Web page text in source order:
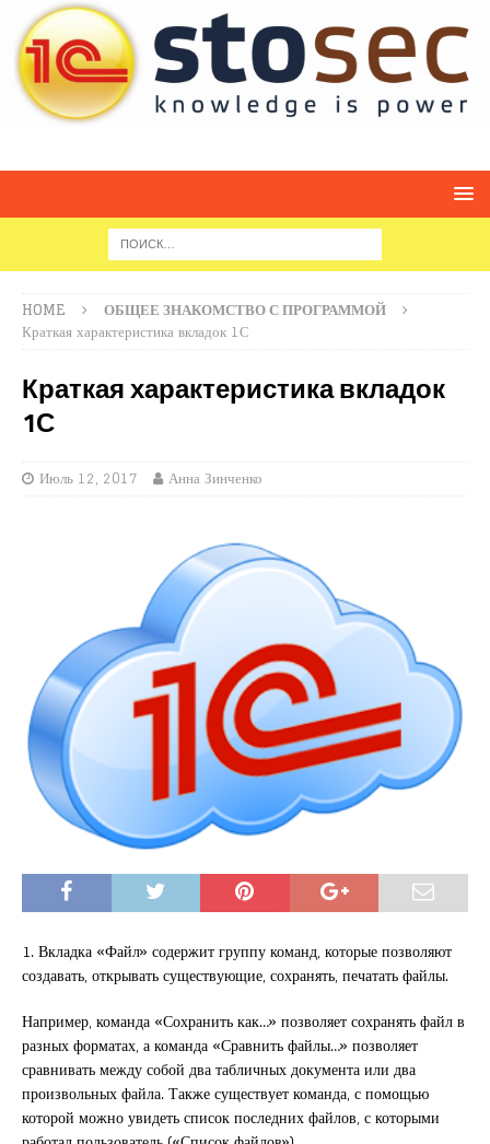
HOME
ОБЩЕЕ ЗНАКОМСТВО С ПРОГРАММОЙ
Краткая характеристика вкладок 1С
Краткая характеристика вкладок
1С
Июль 12, 2017 Анна Зинченко
1. Вкладка «Файл» содержит группу команд, которые позволяют
создавать, открывать существующие, сохранять, печатать файлы.
Например, команда «Сохранить как…» позволяет сохранять файл в
разных форматах, а команда «Сравнить файлы…» позволяет
сравнивать между собой два табличных документа или два
произвольных файла. Также существует команда, с помощью
которой можно увидеть список последних файлов, с которыми